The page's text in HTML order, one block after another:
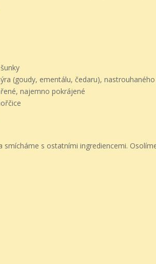
(goudy, ementálu, čedaru), nastrouhaného
najemno pokrájené
smícháme s ostatními ingrediencemi.